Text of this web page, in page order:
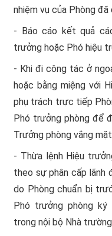
nhiệm vụ của Phòng
- Báo cáo kết quả
trưởng hoặc Phó hiệu
- Khi đi công tác ở
hoặc bằng miệng với
phụ trách trực tiếp
Phó trưởng phòng để
Trưởng phòng vắng
- Thừa lệnh Hiệu
theo sự phân cấp lãnh
do Phòng chuẩn bị
Phó trưởng phòng ký
trong nội bộ Nhà